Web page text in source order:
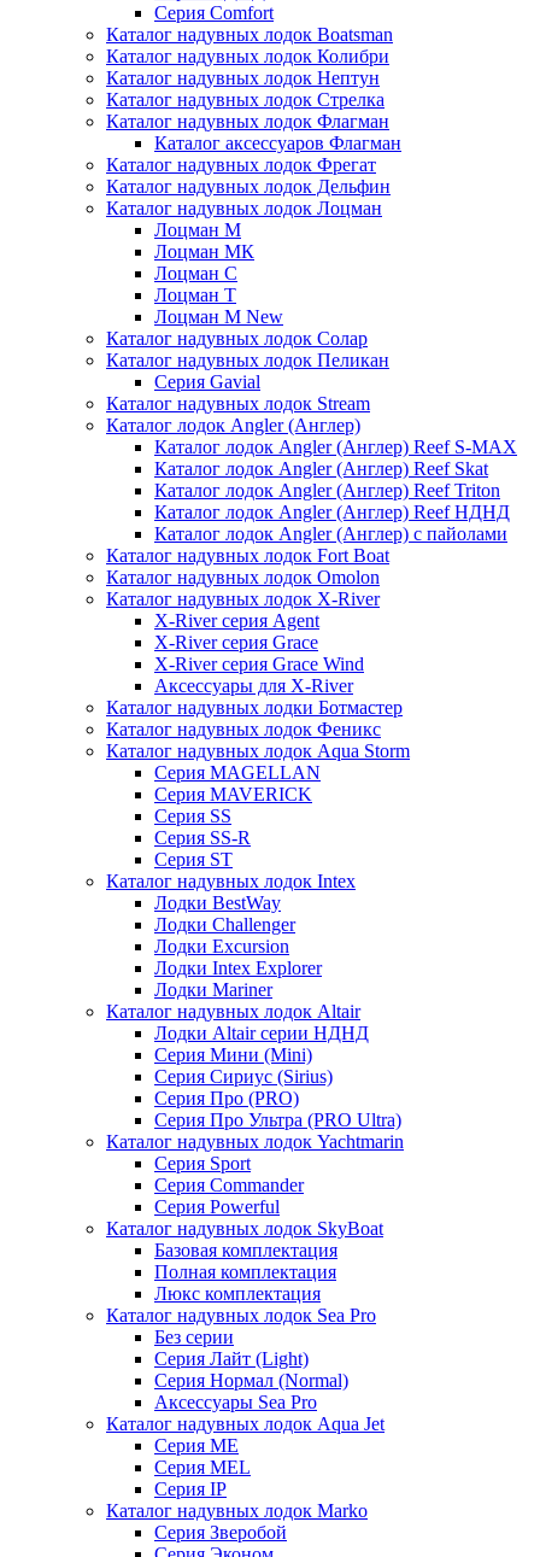
Серия Comfort
Каталог надувных лодок Boatsman
Каталог надувных лодок Колибри
Каталог надувных лодок Нептун
Каталог надувных лодок Стрелка
Каталог надувных лодок Флагман
Каталог аксессуаров Флагман
Каталог надувных лодок Фрегат
Каталог надувных лодок Дельфин
Каталог надувных лодок Лоцман
Лоцман М
Лоцман МК
Лоцман С
Лоцман Т
Лоцман М New
Каталог надувных лодок Солар
Каталог надувных лодок Пеликан
Серия Gavial
Каталог надувных лодок Stream
Каталог лодок Angler (Англер)
Каталог лодок Angler (Англер) Reef S-MAX
Каталог лодок Angler (Англер) Reef Skat
Каталог лодок Angler (Англер) Reef Triton
Каталог лодок Angler (Англер) Reef НДНД
Каталог лодок Angler (Англер) с пайолами
Каталог надувных лодок Fort Boat
Каталог надувных лодок Omolon
Каталог надувных лодок X-River
X-River серия Agent
X-River серия Grace
X-River серия Grace Wind
Аксессуары для X-River
Каталог надувных лодки Ботмастер
Каталог надувных лодок Феникc
Каталог надувных лодок Aqua Storm
Серия MAGELLAN
Серия MAVERICK
Серия SS
Серия SS-R
Серия ST
Каталог надувных лодок Intex
Лодки BestWay
Лодки Challenger
Лодки Excursion
Лодки Intex Explorer
Лодки Mariner
Каталог надувных лодок Altair
Лодки Altair серии НДНД
Серия Мини (Mini)
Серия Сириус (Sirius)
Серия Про (PRO)
Серия Про Ультра (PRO Ultra)
Каталог надувных лодок Yachtmarin
Серия Sport
Серия Commander
Серия Powerful
Каталог надувных лодок SkyBoat
Базовая комплектация
Полная комплектация
Люкс комплектация
Каталог надувных лодок Sea Pro
Без серии
Серия Лайт (Light)
Серия Нормал (Normal)
Аксессуары Sea Pro
Каталог надувных лодок Aqua Jet
Серия ME
Серия MEL
Серия IP
Каталог надувных лодок Marko
Серия Зверобой